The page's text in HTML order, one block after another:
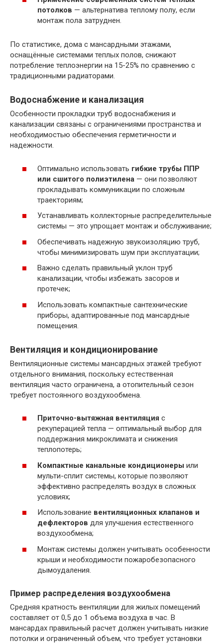
потолков — альтернатива теплому полу, если
монтаж пола затруднен.
По статистике, дома с мансардными этажами,
оснащённые системами теплых полов, снижают
потребление теплоэнергии на 15-25% по сравнению с
традиционными радиаторами.
Водоснабжение и канализация
Особенности прокладки труб водоснабжения и
канализации связаны с ограничениями пространства и
необходимостью обеспечения герметичности и
надежности.
Оптимально использовать гибкие трубы ППР
или сшитого полиэтилена — они позволяют
прокладывать коммуникации по сложным
траекториям;
Устанавливать коллекторные распределительные
системы — это упрощает монтаж и обслуживание;
Обеспечивать надежную звукоизоляцию труб,
чтобы минимизировать шум при эксплуатации;
Важно сделать правильный уклон труб
канализации, чтобы избежать засоров и
протечек;
Использовать компактные сантехнические
приборы, адаптированные под мансардные
помещения.
Вентиляция и кондиционирование
Вентиляционные системы мансардных этажей требуют
отдельного внимания, поскольку естественная
вентиляция часто ограничена, а отопительный сезон
требует постоянного воздухообмена.
Приточно-вытяжная вентиляция с
рекуперацией тепла — оптимальный выбор для
поддержания микроклимата и снижения
теплопотерь;
Компактные канальные кондиционеры или
мульти-сплит системы, которые позволяют
эффективно распределять воздух в сложных
условиях;
Использование вентиляционных клапанов и
дефлекторов для улучшения естественного
воздухообмена;
Монтаж системы должен учитывать особенности
крыши и необходимости пожаробезопасного
дымоудаления.
Пример распределения воздухообмена
Средняя кратность вентиляции для жилых помещений
составляет от 0,5 до 1 объема воздуха в час. В
мансардах правильный расчет должен учитывать низкие
потолки и ограниченный объем, что требует установки